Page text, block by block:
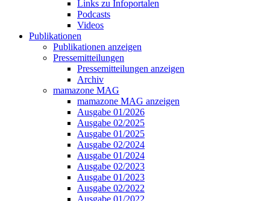
Links zu Infoportalen
Podcasts
Videos
Publikationen
Publikationen anzeigen
Pressemitteilungen
Pressemitteilungen anzeigen
Archiv
mamazone MAG
mamazone MAG anzeigen
Ausgabe 01/2026
Ausgabe 02/2025
Ausgabe 01/2025
Ausgabe 02/2024
Ausgabe 01/2024
Ausgabe 02/2023
Ausgabe 01/2023
Ausgabe 02/2022
Ausgabe 01/2022